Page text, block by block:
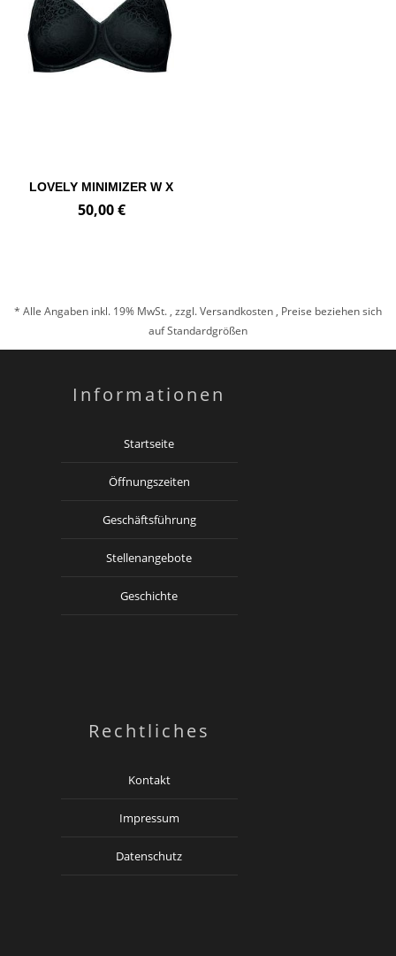
LOVELY MINIMIZER W X
50,00 €
* Alle Angaben inkl. 19% MwSt. , zzgl.Versandkosten , Preise beziehen sich
auf Standardgrößen
Informationen
Startseite
Öffnungszeiten
Geschäftsführung
Stellenangebote
Geschichte
Rechtliches
Kontakt
Impressum
Datenschutz